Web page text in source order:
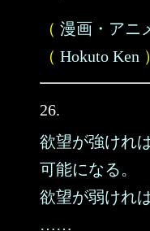
（ 漫画・アニ
（ Hokuto Ken ）
26.
欲望が強けれ
可能になる。
欲望が弱けれ
……